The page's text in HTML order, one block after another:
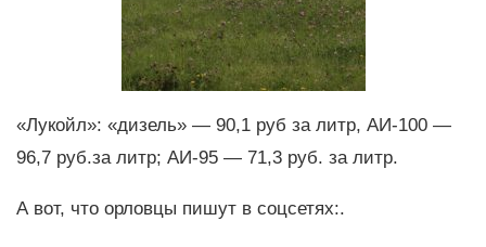
«Лукойл»: «дизель» — 90,1 руб за литр, АИ-100 —
96,7 руб.за литр; АИ-95 — 71,3 руб. за литр.
А вот, что орловцы пишут в соцсетях:.